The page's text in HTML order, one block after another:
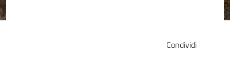
Condividi